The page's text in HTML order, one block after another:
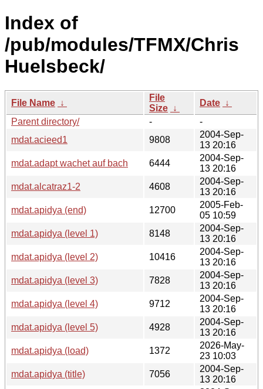
Index of
/pub/modules/TFMX/Chris
Huelsbeck/
File Name ↓
File
Size ↓
Date ↓
Parent directory/
-
-
mdat.acieed1
9808
2004-Sep-
13 20:16
mdat.adapt wachet auf bach
6444
2004-Sep-
13 20:16
mdat.alcatraz1-2
4608
2004-Sep-
13 20:16
mdat.apidya (end)
12700
2005-Feb-
05 10:59
mdat.apidya (level 1)
8148
2004-Sep-
13 20:16
mdat.apidya (level 2)
10416
2004-Sep-
13 20:16
mdat.apidya (level 3)
7828
2004-Sep-
13 20:16
mdat.apidya (level 4)
9712
2004-Sep-
13 20:16
mdat.apidya (level 5)
4928
2004-Sep-
13 20:16
mdat.apidya (load)
1372
2026-May-
23 10:03
mdat.apidya (title)
7056
2004-Sep-
13 20:16